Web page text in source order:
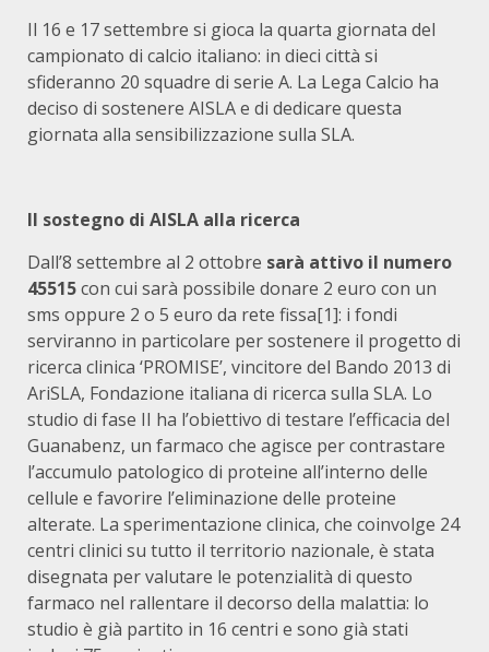
Il 16 e 17 settembre si gioca la quarta giornata del
campionato di calcio italiano: in dieci città si
sfideranno 20 squadre di serie A. La Lega Calcio ha
deciso di sostenere AISLA e di dedicare questa
giornata alla sensibilizzazione sulla SLA.
Il sostegno di AISLA alla ricerca
Dall’8 settembre al 2 ottobre sarà attivo il numero
45515con cui sarà possibile donare 2 euro con un
sms oppure 2 o 5 euro da rete fissa[1]: i fondi
serviranno in particolare per sostenere il progetto di
ricerca clinica ‘PROMISE’, vincitore del Bando 2013 di
AriSLA, Fondazione italiana di ricerca sulla SLA. Lo
studio di fase II ha l’obiettivo di testare l’efficacia del
Guanabenz, un farmaco che agisce per contrastare
l’accumulo patologico di proteine all’interno delle
cellule e favorire l’eliminazione delle proteine
alterate. La sperimentazione clinica, che coinvolge 24
centri clinici su tutto il territorio nazionale, è stata
disegnata per valutare le potenzialità di questo
farmaco nel rallentare il decorso della malattia: lo
studio è già partito in 16 centri e sono già stati